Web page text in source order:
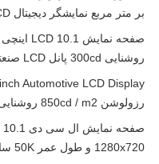
بر متر مربع نمایشگر دیجیتال LCD
روشنایی 300cd پانل LCD صنعتی
رزولوشن 850cd / m2 روشنایی و Backlight WLED
1280x720 و طول عمر 50K ساعت